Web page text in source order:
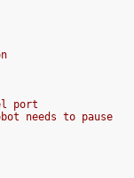
port
needs to pause